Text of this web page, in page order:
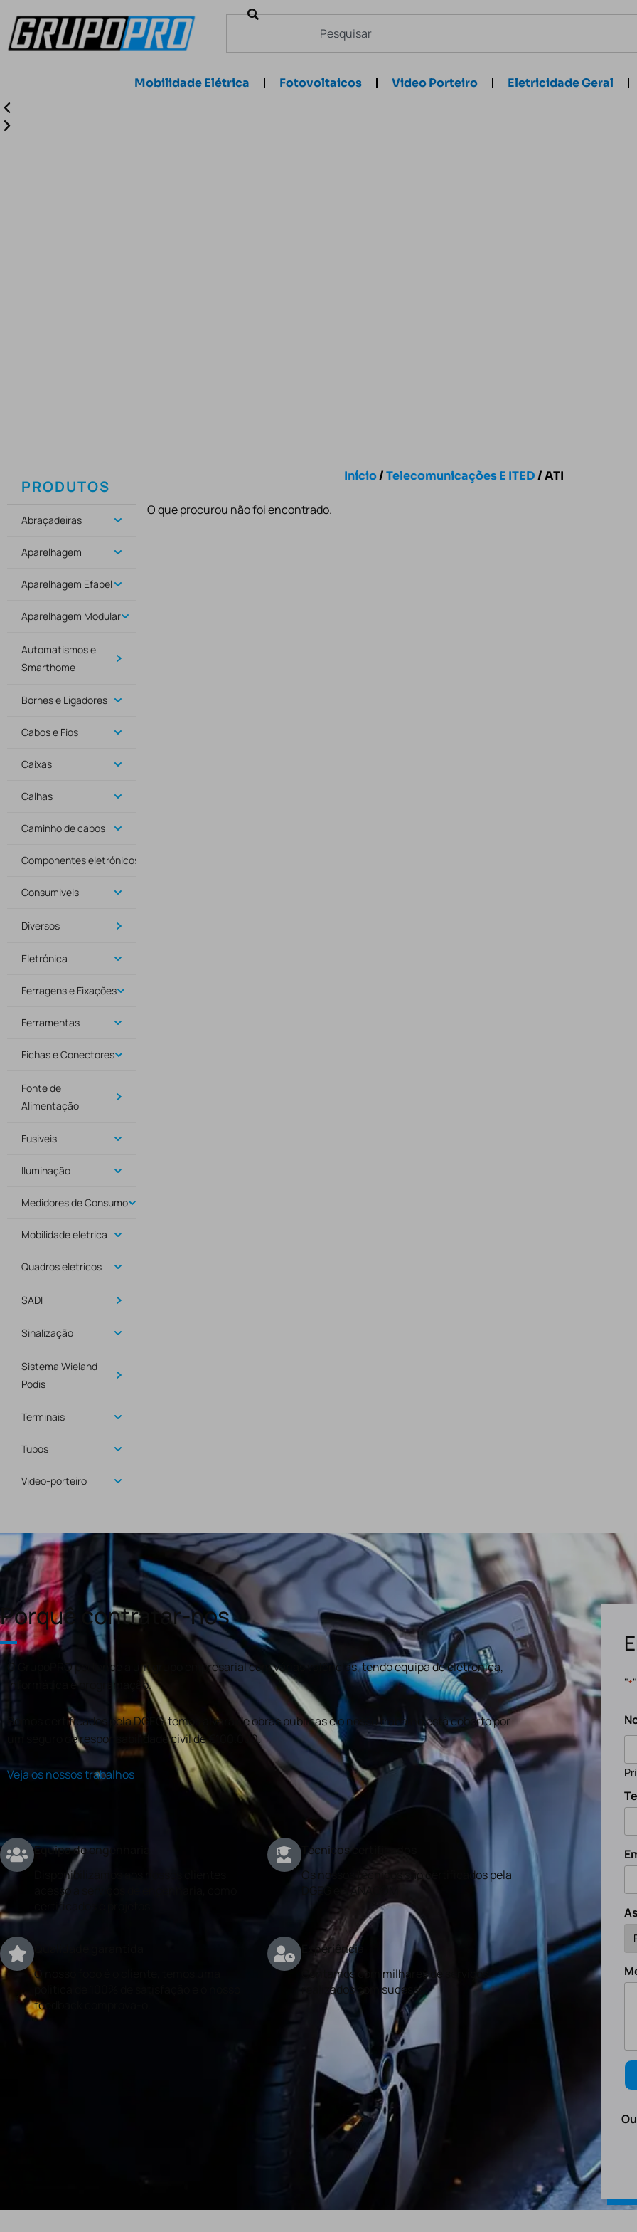
Mobilidade Elétrica Fotovoltaicos Video Porteiro Eletricidade Geral
PRODUTOS
Abraçadeiras
Aparelhagem
Aparelhagem Efapel
Aparelhagem Modular
Automatismos e
Smarthome
Bornes e Ligadores
Cabos e Fios
Caixas
Calhas
Caminho de cabos
Componentes eletrónicos
Consumiveis
Diversos
Eletrónica
Ferragens e Fixações
Ferramentas
Fichas e Conectores
Fonte de
Alimentação
Fusiveis
Iluminação
Medidores de Consumo
Mobilidade eletrica
Quadros eletricos
SADI
Sinalização
Sistema Wieland
Podis
Terminais
Tubos
Video-porteiro
Início/Telecomunicações E ITED/ ATI
O que procurou não foi encontrado.
Porquê contratar-nos
O GrupoPRO pertence a um grupo empresarial com várias valências, tendo equipa de eletronica,
informática e programação.
Somos certificados pela DGEG, temos alvará de obras publicas e o nosso trabalho está coberto por
um seguro de responsabilidade civil de €100.000.
Veja os nossos trabalhos
Equipa de engenharia
Disponibilizamos aos nossos clientes
acesso a serviços de engenharia, como
certificados e projetos.
Técnicos certificados
Os nossos técnicos são certificados pela
DGEG e a ANACOM
O nosso foco é o cliente, temos uma
politica de 100% de satisfação e o nosso
feedback comprova-o.
Experiência
Contamos com milhares de serviços
realizados com sucesso.
"*